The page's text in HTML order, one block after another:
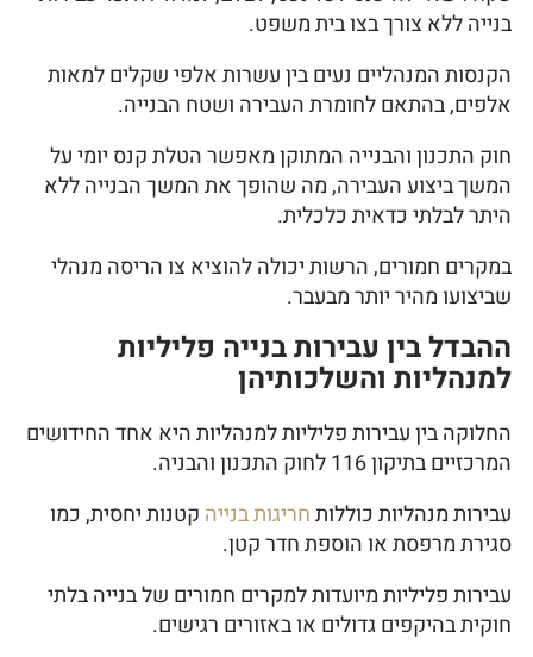
בנייה ללא צורך בצו בית משפט.
הקנסות המנהליים נעים בין עשרות אלפי שקלים למאות
אלפים, בהתאם לחומרת העבירה ושטח הבנייה.
חוק התכנון והבנייה המתוקן מאפשר הטלת קנס יומי על
המשך ביצוע העבירה, מה שהופך את המשך הבנייה ללא
היתר לבלתי כדאית כלכלית.
במקרים חמורים, הרשות יכולה להוציא צו הריסה מנהלי
שביצועו מהיר יותר מבעבר.
ההבדל בין עבירות בנייה פליליות
למנהליות והשלכותיהן
החלוקה בין עבירות פליליות למנהליות היא אחד החידושים
המרכזיים בתיקון 116 לחוק התכנון והבניה.
עבירות מנהליות כוללותחריגות בנייה קטנות יחסית, כמו
סגירת מרפסת או הוספת חדר קטן.
עבירות פליליות מיועדות למקרים חמורים של בנייה בלתי
חוקית בהיקפים גדולים או באזורים רגישים.